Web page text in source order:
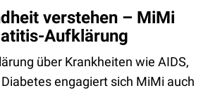
verstehen – MiMi
Aufklärung
über Krankheiten wie AIDS,
engagiert sich MiMi auch